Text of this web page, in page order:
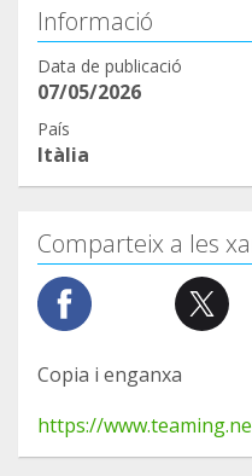
Informació
Data de publicació
07/05/2026
País
Itàlia
Comparteix a les
Copia i enganxa
https://